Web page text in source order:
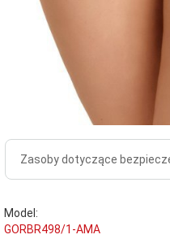
Zasoby dotyczące
Model:
GORBR498/1-AMA